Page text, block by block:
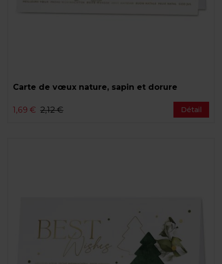
Carte de vœux nature, sapin et dorure
1,69 € 2,12 € Détail